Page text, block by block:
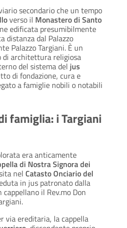
secondario che un tempo
verso il Monastero di Santo
edificata presumibilmente
distanza dal Palazzo
Palazzo Targiani. È un
di architettura religiosa
del sistema del jus
di fondazione, cura e
a famiglie nobili o notabili
famiglia: i Targiani
era anticamente
di Nostra Signora dei
nel Catasto Onciario del
in jus patronato dalla
cappellano il Rev.mo Don
via ereditaria, la cappella